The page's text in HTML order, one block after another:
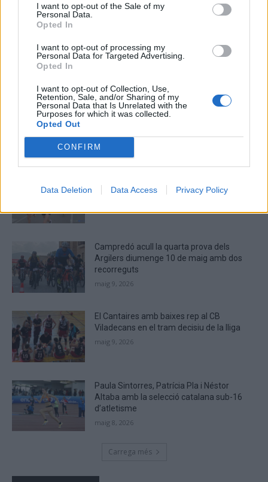
I want to opt-out of the Sale of my
Personal Data.
Opted In
I want to opt-out of processing my
Personal Data for Targeted Advertising.
Opted In
I want to opt-out of Collection, Use,
Retention, Sale, and/or Sharing of my
Personal Data that Is Unrelated with the
Purposes for which it was collected.
Opted Out
CONFIRM
Data Deletion Data Access Privacy Policy
aquest navegador per a la propera vegada que comenti.
Please
characters
CAPTCHA
to
ÚLTIMES NOTÍCIES
de la Running Sèries Terres de l’Ebre
Campredó acull la quarta prova dels
Argilers diumenge 10 de maig amb dos
recorreguts
maig 9, 2026
El Cantaires amb baixes rep al CB
Viladecans en el tram decisiu de la lliga
maig 9, 2026
Paula Sintorres, Patrícia Pla i Néstor
Altaba amb la selecció catalana sub-16
d’atletisme
maig 8, 2026
Carrega més